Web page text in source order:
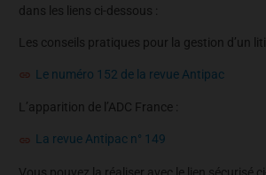
dans les liens ci-dessous :
Les conseils pratiques pour la gestion d’un
Le numéro 152 de la revue Antipac
L’apparition de l’ADC France :
La revue Antipac n° 149
Vous pouvez la réaliser avec le lien sécurisé